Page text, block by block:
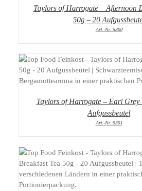
Taylors of Harrogate – Afternoon
50g – 20
Art.-Nr.:5300
DETAILS
Taylors of Harrogate – Earl Grey
Aufgussbeutel
Art.-Nr.:5301
DETAILS